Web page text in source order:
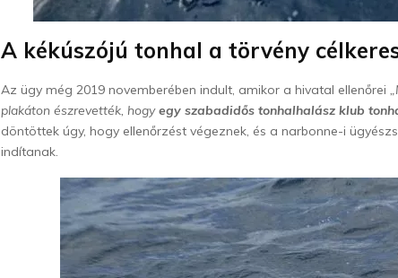
A kékúszójú tonhal a törvény
Az ügy még 2019 novemberében indult, amikor a hivatal ellenőrei
plakáton észrevették, hogyegy szabadidős tonhalhalász klub
döntöttek úgy, hogy ellenőrzést végeznek, és a narbonne-i
indítanak.